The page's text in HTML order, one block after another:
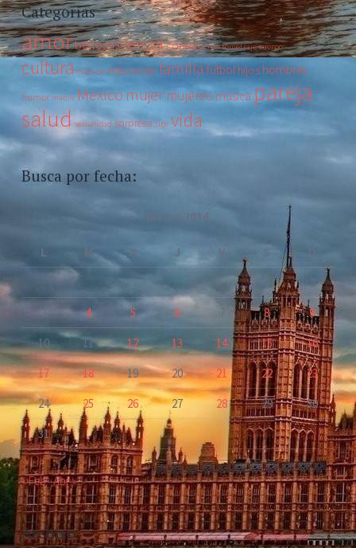
Categorías
amorbellezacienciaconsejos cortometraje cuerpo
cultura deporte educación familiafutbol hijos hombres
humor madre Mexicomujer mujeres música pareja
salud sexualidad sorpresa tips vida
Busca por fecha:
marzo 2014
L M X J V
D
2
4 5 6 8
9
10
11 12 13 14 15
16
17
18 19 20 21 22
23
24
25 26 27 28 29
30
31
« Feb Abr »
Archivo